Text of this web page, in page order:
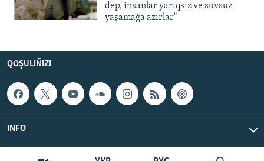
dep, insanlar yarıqsız ve suvsuz
yaşamağa azırlar"
QOŞULIÑIZ!
INFO